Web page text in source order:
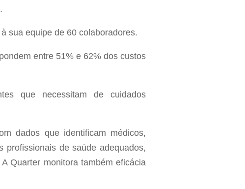
sua equipe de 60 colaboradores.
entre 51% e 62% dos custos
que necessitam de cuidados
dados que identificam médicos,
profissionais de saúde adequados,
Quarter monitora também eficácia